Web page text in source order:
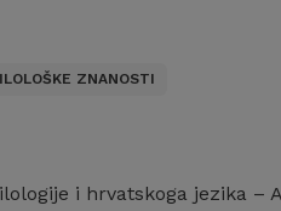
ZNANOSTI
i hrvatskoga jezika –